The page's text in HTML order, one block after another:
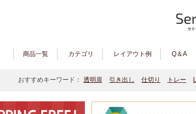
商品一覧 カテゴリ レイアウト例 Q＆A
おすすめキーワード： 透明扉 引き出し 仕切り トレー